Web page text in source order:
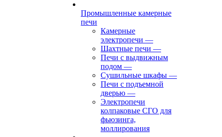
Промышленные камерные
печи
Камерные
электропечи —
Шахтные печи —
Печи с выдвижным
подом —
Сушильные шкафы —
Печи с подъемной
дверью —
Электропечи
колпаковые СГО для
фьюзинга,
моллирования